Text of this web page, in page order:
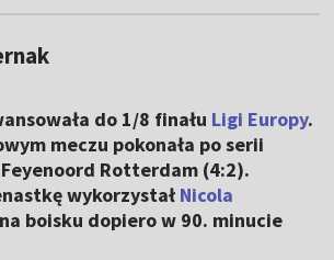
do 1/8 finału Ligi Europy.
meczu pokonała po serii
Rotterdam (4:2).
wykorzystałNicola
boisku dopiero w 90. minucie